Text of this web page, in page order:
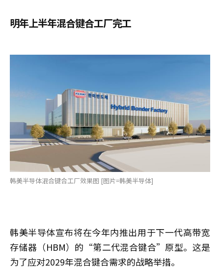
明年上半年混合键合工厂完工
韩美半导体混合键合工厂效果图 [图片=韩美半导体]
韩美半导体宣布将在今年内推出用于下一代高带宽
存储器（HBM）的“第二代混合键合”原型。这是
为了应对2029年混合键合需求的战略举措。